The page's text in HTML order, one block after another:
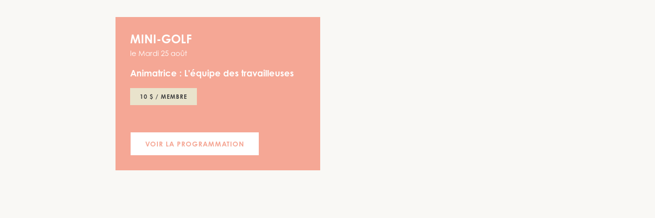
MINI-GOLF
le Mardi 25 août
Animatrice : L'équipe des travailleuses
10 $ / MEMBRE
VOIR LA PROGRAMMATION